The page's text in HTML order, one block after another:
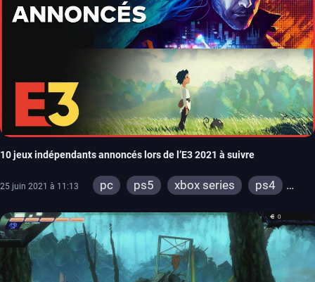
10 jeux indépendants annoncés lors de l’E3 2021 à suivre
25 juin 2021 à 11:13 pc ps5 xbox series
ps4